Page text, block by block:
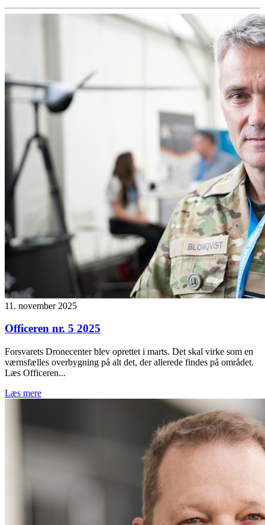
11. november 2025
Officeren nr. 5 2025
Forsvarets Dronecenter blev oprettet i marts. Det skal virke som en
værnsfælles overbygning på alt det, der allerede findes på området.
Læs Officeren...
Læs mere